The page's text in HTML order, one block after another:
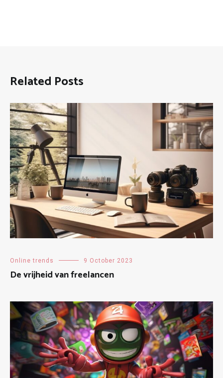
Related Posts
Online trends 9 October 2023
De vrijheid van freelancen